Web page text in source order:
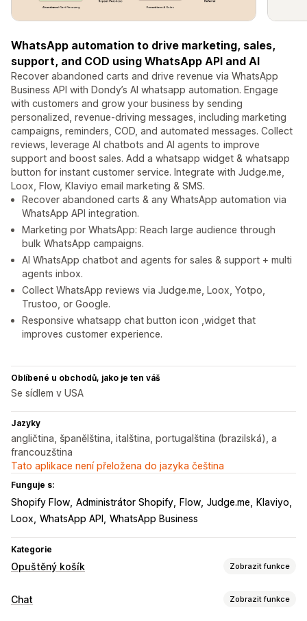
WhatsApp automation to drive marketing, sales,
support, and COD using WhatsApp API and AI
Recover abandoned carts and drive revenue via WhatsApp
Business API with Dondy’s AI whatsapp automation. Engage
with customers and grow your business by sending
personalized, revenue-driving messages, including marketing
campaigns, reminders, COD, and automated messages. Collect
reviews, leverage AI chatbots and AI agents to improve
support and boost sales. Add a whatsapp widget & whatsapp
button for instant customer service. Integrate with Judge.me,
Loox, Flow, Klaviyo email marketing & SMS.
Recover abandoned carts & any WhatsApp automation via
WhatsApp API integration.
Marketing por WhatsApp: Reach large audience through
bulk WhatsApp campaigns.
AI WhatsApp chatbot and agents for sales & support + multi
agents inbox.
Collect WhatsApp reviews via Judge.me, Loox, Yotpo,
Trustoo, or Google.
Responsive whatsapp chat button icon ,widget that
improves customer experience.
Oblíbené u obchodů, jako je ten váš
Se sídlem v USA
Jazyky
angličtina, španělština, italština, portugalština (brazilská), a
francouzština
Tato aplikace není přeložena do jazyka čeština
Funguje s:
Shopify Flow Administrátor Shopify Flow Judge.me
Klaviyo
Loox WhatsApp API WhatsApp Business
Kategorie
Opuštěný košík Zobrazit funkce
Obnovení košíku
Chat Zobrazit funkce